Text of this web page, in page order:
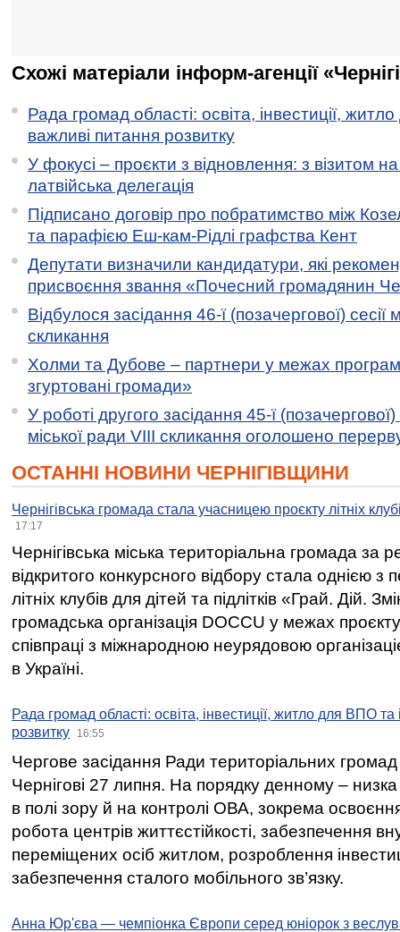
Схожі матеріали інформ-агенції
Рада громад області: освіта, інвестиції,
важливі питання розвитку
У фокусі – проєкти з відновлення: з візитом
латвійська делегація
Підписано договір про побратимство між
та парафією Еш-кам-Рідлі графства Кент
Депутати визначили кандидатури, які
присвоєння звання «Почесний громадянин
Відбулося засідання 46-ї (позачергової) сесії
скликання
Холми та Дубове – партнери у межах
згуртовані громади»
У роботі другого засідання 45-ї (позачергової)
міської ради VIII скликання оголошено
ОСТАННІ НОВИНИ ЧЕРНІГІВЩИНИ
Чернігівська громада стала учасницею проєкту літніх
17:17
Чернігівська міська територіальна громада за
відкритого конкурсного відбору стала однією
літніх клубів для дітей та підлітків «Грай. Дій.
громадська організація DOCCU у межах
співпраці з міжнародною неурядовою
в Україні.
Рада громад області: освіта, інвестиції, житло для ВПО
розвитку
16:55
Чергове засідання Ради територіальних громад
Чернігові 27 липня. На порядку денному –
в полі зору й на контролі ОВА, зокрема освоєння
робота центрів життєстійкості, забезпечення
переміщених осіб житлом, розроблення
забезпечення сталого мобільного зв’язку.
Анна Юр'єва — чемпіонка Європи серед юніорок з